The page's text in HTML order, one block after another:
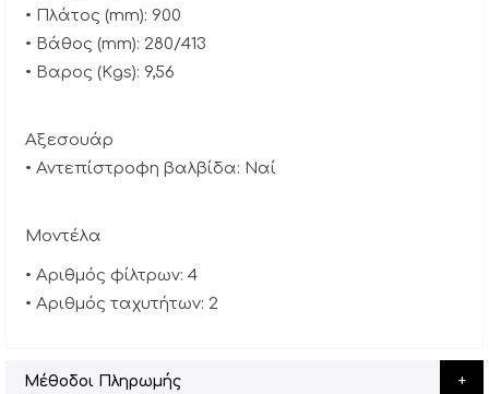
• Πλάτος (mm): 900
• Βάθος (mm): 280/413
• Βαρος (Κgs): 9,56
Αξεσουάρ
• Αντεπίστροφη βαλβίδα: Ναί
Μοντέλα
• Αριθμός φίλτρων: 4
• Αριθμός ταχυτήτων: 2
Μέθοδοι Πληρωμής